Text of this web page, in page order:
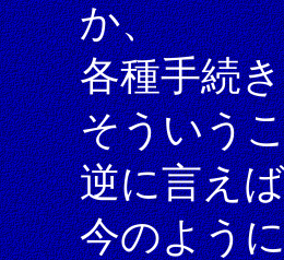
か、
各種手続
そういう
逆に言え
今のよう